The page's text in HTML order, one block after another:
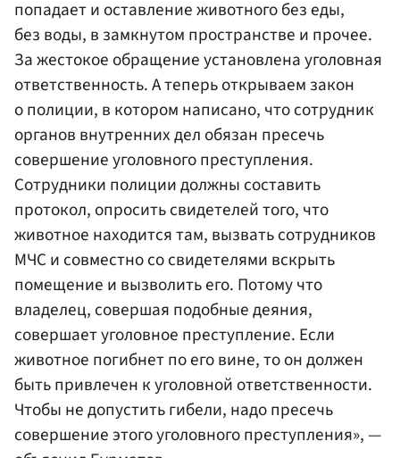
попадает и оставление животного без еды,
без воды, в замкнутом пространстве и прочее.
За жестокое обращение установлена уголовная
ответственность. А теперь открываем закон
о полиции, в котором написано, что сотрудник
органов внутренних дел обязан пресечь
совершение уголовного преступления.
Сотрудники полиции должны составить
протокол, опросить свидетелей того, что
животное находится там, вызвать сотрудников
МЧС и совместно со свидетелями вскрыть
помещение и вызволить его. Потому что
владелец, совершая подобные деяния,
совершает уголовное преступление. Если
животное погибнет по его вине, то он должен
быть привлечен к уголовной ответственности.
Чтобы не допустить гибели, надо пресечь
совершение этого уголовного преступления», —